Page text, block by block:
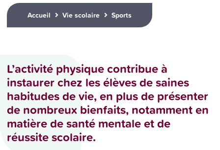
Accueil Vie scolaire Sports
L’activité physique contribue à
instaurer chez les élèves de saines
habitudes de vie, en plus de présenter
de nombreux bienfaits, notamment en
matière de santé mentale et de
réussite scolaire.